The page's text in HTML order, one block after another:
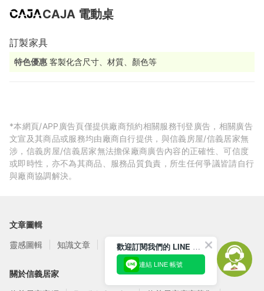
CAJA 電動桌
訂製家具
特色優惠 客製化含尺寸、材質、顏色等
*本網頁/APP廣告頁僅提供廠商預約相關服務刊登廣告，相關廣告
文宣及其商品或服務均由廠商自行提供，與信義房屋/信義居家無
涉，信義房屋/信義居家無法擔保廠商廣告內容的正確性、可信度
或即時性，亦不為其商品、服務品質負責，所生任何爭議皆請自行
與廠商協調解決。
文章圖輯
靈感圖輯
知識文章 訂閱電子報
關於信義居家
歡迎訂閱我們的 LINE 官方帳號
連結 LINE 帳號